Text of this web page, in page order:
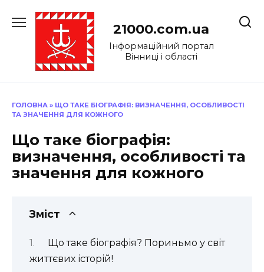
до
21000.com.ua
Інформаційний портал
Вінниці і області
ГОЛОВНА » ЩО ТАКЕ БІОГРАФІЯ: ВИЗНАЧЕННЯ, ОСОБЛИВОСТІ
ТА ЗНАЧЕННЯ ДЛЯ КОЖНОГО
Що таке біографія:
визначення, особливості та
значення для кожного
Зміст
Що таке біографія? Пориньмо у світ
життєвих історій!